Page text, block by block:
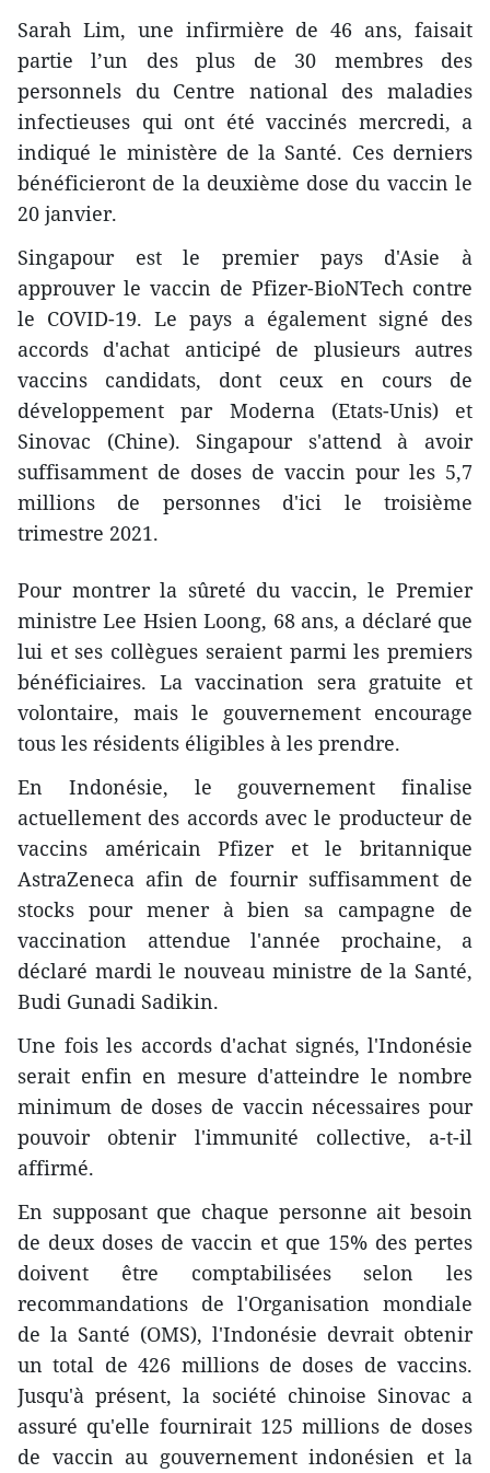
Sarah Lim, une infirmière de 46 ans, faisait
partie l’un des plus de 30 membres des
personnels du Centre national des maladies
infectieuses qui ont été vaccinés mercredi, a
indiqué le ministère de la Santé. Ces derniers
bénéficieront de la deuxième dose du vaccin le
20 janvier.
Singapour est le premier pays d'Asie à
approuver le vaccin de Pfizer-BioNTech contre
le COVID-19. Le pays a également signé des
accords d'achat anticipé de plusieurs autres
vaccins candidats, dont ceux en cours de
développement par Moderna (Etats-Unis) et
Sinovac (Chine). Singapour s'attend à avoir
suffisamment de doses de vaccin pour les 5,7
millions de personnes d'ici le troisième
trimestre 2021.
Pour montrer la sûreté du vaccin, le Premier
ministre Lee Hsien Loong, 68 ans, a déclaré que
lui et ses collègues seraient parmi les premiers
bénéficiaires. La vaccination sera gratuite et
volontaire, mais le gouvernement encourage
tous les résidents éligibles à les prendre.
En Indonésie, le gouvernement finalise
actuellement des accords avec le producteur de
vaccins américain Pfizer et le britannique
AstraZeneca afin de fournir suffisamment de
stocks pour mener à bien sa campagne de
vaccination attendue l'année prochaine, a
déclaré mardi le nouveau ministre de la Santé,
Budi Gunadi Sadikin.
Une fois les accords d'achat signés, l'Indonésie
serait enfin en mesure d'atteindre le nombre
minimum de doses de vaccin nécessaires pour
pouvoir obtenir l'immunité collective, a-t-il
affirmé.
En supposant que chaque personne ait besoin
de deux doses de vaccin et que 15% des pertes
doivent être comptabilisées selon les
recommandations de l'Organisation mondiale
de la Santé (OMS), l'Indonésie devrait obtenir
un total de 426 millions de doses de vaccins.
Jusqu'à présent, la société chinoise Sinovac a
assuré qu'elle fournirait 125 millions de doses
de vaccin au gouvernement indonésien et la